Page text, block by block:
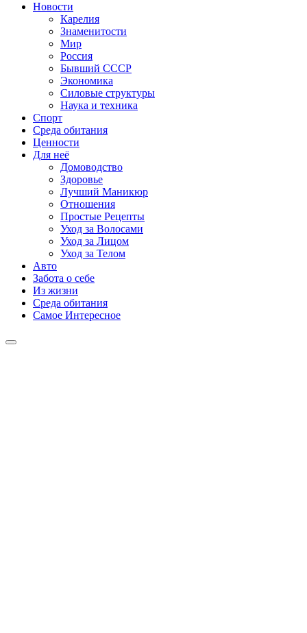
Новости
Карелия
Знаменитости
Мир
Россия
Бывший СССР
Экономика
Силовые структуры
Наука и техника
Спорт
Среда обитания
Ценности
Для неё
Домоводство
Здоровье
Лучший Маникюр
Отношения
Простые Рецепты
Уход за Волосами
Уход за Лицом
Уход за Телом
Авто
Забота о себе
Из жизни
Среда обитания
Самое Интересное